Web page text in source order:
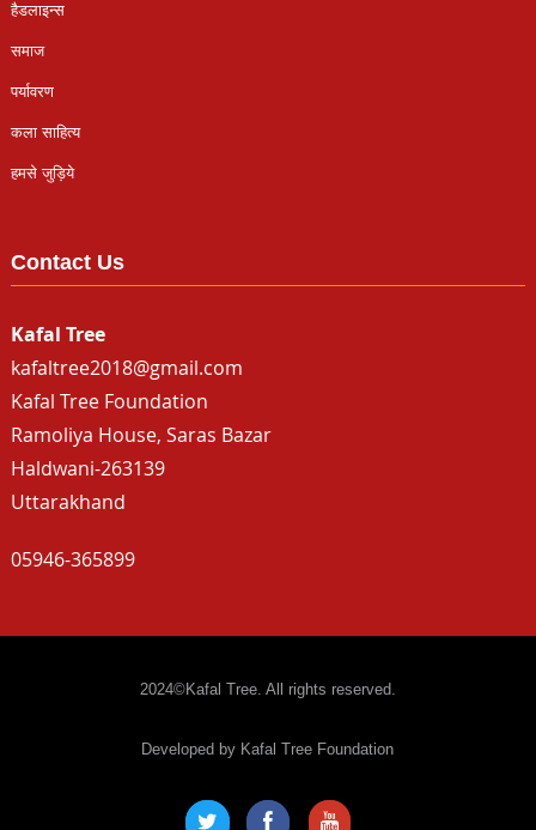
हैडलाइन्स
समाज
पर्यावरण
कला साहित्य
हमसे जुड़िये
Contact Us
Kafal Tree
kafaltree2018@gmail.com
Kafal Tree Foundation
Ramoliya House, Saras Bazar
Haldwani-263139
Uttarakhand
05946-365899
2024©Kafal Tree. All rights reserved.
Developed by Kafal Tree Foundation